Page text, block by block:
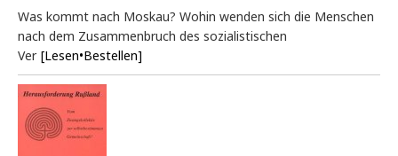
Was kommt nach Moskau? Wohin wenden sich die Menschen
nach dem Zusammenbruch des sozialistischen
Ver [Lesen•Bestellen]